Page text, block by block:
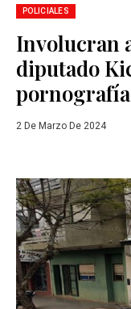
POLICIALES
Involucran
diputado
2 De Marzo De 2024